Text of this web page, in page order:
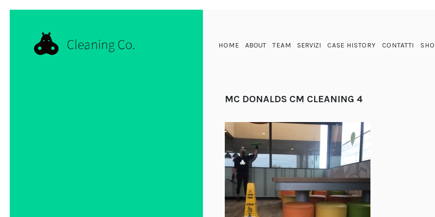
MC DONALDS CM CLEANING 4
HOME ABOUT TEAM SERVIZI CASE HISTORY CONTATTI